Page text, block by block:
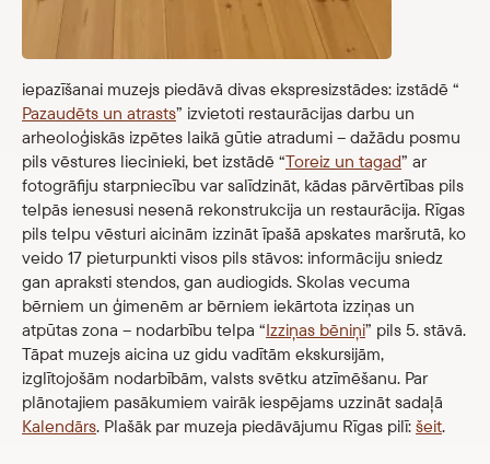
iepazīšanai muzejs piedāvā divas ekspresizstādes: izstādē “
Pazaudēts un atrasts” izvietoti restaurācijas darbu un
arheoloģiskās izpētes laikā gūtie atradumi – dažādu posmu
pils vēstures liecinieki, bet izstādē “Toreiz un tagad” ar
fotogrāfiju starpniecību var salīdzināt, kādas pārvērtības pils
telpās ienesusi nesenā rekonstrukcija un restaurācija. Rīgas
pils telpu vēsturi aicinām izzināt īpašā apskates maršrutā, ko
veido 17 pieturpunkti visos pils stāvos: informāciju sniedz
gan apraksti stendos, gan audiogids. Skolas vecuma
bērniem un ģimenēm ar bērniem iekārtota izziņas un
atpūtas zona – nodarbību telpa “Izziņas bēniņi” pils 5. stāvā.
Tāpat muzejs aicina uz gidu vadītām ekskursijām,
izglītojošām nodarbībām, valsts svētku atzīmēšanu. Par
plānotajiem pasākumiem vairāk iespējams uzzināt sadaļā
Kalendārs. Plašāk par muzeja piedāvājumu Rīgas pilī: šeit.